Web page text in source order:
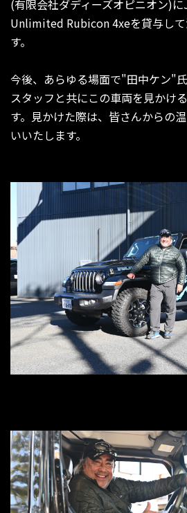
(有限会社ダディーズオピニオン)
Unlimited Rubicon 4xeを貸与して
す。
今後、あらゆる場面で"田中ケン"
スタッフと共にこの車両を見かけ
す。見かけた際は、皆さんからの
いいたします。